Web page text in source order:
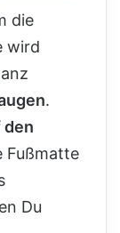
die
wird
.
den
Fußmatte
Du